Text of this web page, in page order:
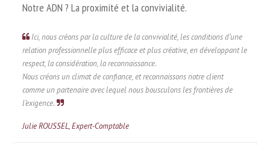
Notre ADN ? La proximité et la convivialité.
Ici, nous créons par la culture de la convivialité, les conditions d’une
relation professionnelle plus efficace et plus créative, en développant le
respect, la considération, la reconnaissance.
Nous créons un climat de confiance, et reconnaissons notre client
comme un partenaire avec lequel nous bousculons les frontières de
l’exigence.
Julie ROUSSEL, Expert-Comptable